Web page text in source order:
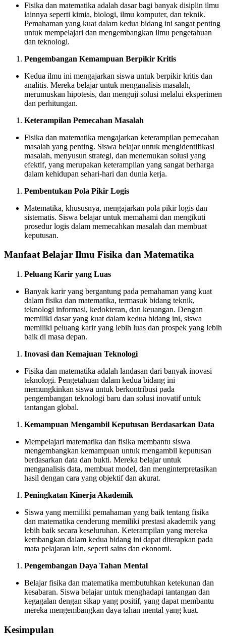
Fisika dan matematika adalah dasar bagi banyak disiplin ilmu
lainnya seperti kimia, biologi, ilmu komputer, dan teknik.
Pemahaman yang kuat dalam kedua bidang ini sangat penting
untuk mempelajari dan mengembangkan ilmu pengetahuan
dan teknologi.
Pengembangan Kemampuan Berpikir Kritis
Kedua ilmu ini mengajarkan siswa untuk berpikir kritis dan
analitis. Mereka belajar untuk menganalisis masalah,
merumuskan hipotesis, dan menguji solusi melalui eksperimen
dan perhitungan.
Keterampilan Pemecahan Masalah
Fisika dan matematika mengajarkan keterampilan pemecahan
masalah yang penting. Siswa belajar untuk mengidentifikasi
masalah, menyusun strategi, dan menemukan solusi yang
efektif, yang merupakan keterampilan yang sangat berharga
dalam kehidupan sehari-hari dan dunia kerja.
Pembentukan Pola Pikir Logis
Matematika, khususnya, mengajarkan pola pikir logis dan
sistematis. Siswa belajar untuk memahami dan mengikuti
prosedur logis dalam memecahkan masalah dan membuat
keputusan.
Manfaat Belajar Ilmu Fisika dan Matematika
Peluang Karir yang Luas
Banyak karir yang bergantung pada pemahaman yang kuat
dalam fisika dan matematika, termasuk bidang teknik,
teknologi informasi, kedokteran, dan keuangan. Dengan
memiliki dasar yang kuat dalam kedua bidang ini, siswa
memiliki peluang karir yang lebih luas dan prospek yang lebih
baik di masa depan.
Inovasi dan Kemajuan Teknologi
Fisika dan matematika adalah landasan dari banyak inovasi
teknologi. Pengetahuan dalam kedua bidang ini
memungkinkan siswa untuk berkontribusi pada
pengembangan teknologi baru dan solusi inovatif untuk
tantangan global.
Kemampuan Mengambil Keputusan Berdasarkan Data
Mempelajari matematika dan fisika membantu siswa
mengembangkan kemampuan untuk mengambil keputusan
berdasarkan data dan bukti. Mereka belajar untuk
menganalisis data, membuat model, dan menginterpretasikan
hasil dengan cara yang objektif dan akurat.
Peningkatan Kinerja Akademik
Siswa yang memiliki pemahaman yang baik tentang fisika
dan matematika cenderung memiliki prestasi akademik yang
lebih baik secara keseluruhan. Keterampilan yang mereka
kembangkan dalam kedua bidang ini dapat diterapkan pada
mata pelajaran lain, seperti sains dan ekonomi.
Pengembangan Daya Tahan Mental
Belajar fisika dan matematika membutuhkan ketekunan dan
kesabaran. Siswa belajar untuk menghadapi tantangan dan
kegagalan dengan sikap yang positif, yang dapat membantu
mereka mengembangkan daya tahan mental yang kuat.
Kesimpulan